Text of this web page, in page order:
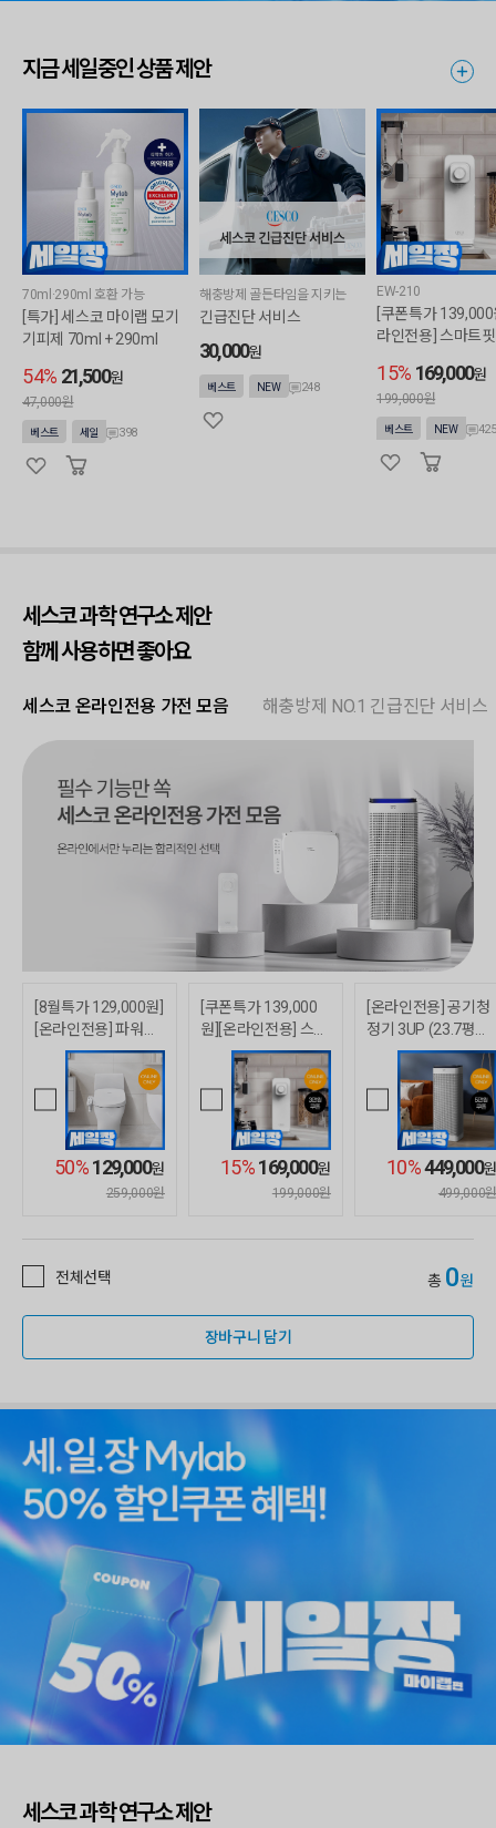
지금 세일중인 상품 제안
70ml·290ml 호환 가능
[특가] 세스코 마이랩 모기
기피제 70ml + 290ml
54% 21,500원
47,000원
베스트 세일 398
해충방제 골든타임을 지키는
긴급진단 서비스
30,000원
베스트 NEW 248
EW-210
[쿠폰특가
라인전용] 스마트
미포함)
15% 169,000원
199,000원
베스트 NEW 425
세스코 과학 연구소 제안
함께 사용하면 좋아요
세스코 온라인전용 가전 모음 해충방제 NO.1 긴급진단 서비스
[8월특가 129,000원]
[온라인전용] 파워방
수 비데 (자가설치)
50%129,000원
259,000원
[쿠폰특가 139,000
원][온라인전용] 스마
트핏 미니 정수기 (직
수/정수/케어십미포
함)
15%169,000원
199,000원
[온라인전용] 공기청
정기 3UP (23.7평형/
화이트)
10%449,000원
499,000원
전체선택 총 0원
장바구니 담기
세스코 과학 연구소 제안